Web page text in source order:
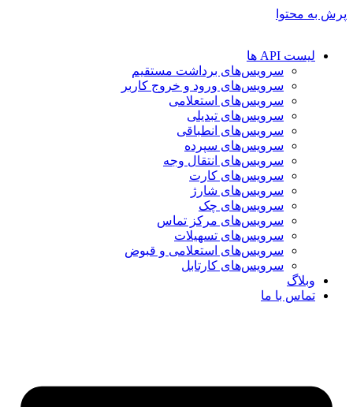
پرش به محتوا
لیست API ها
سرویس‌های برداشت مستقیم
سرویس‌های ورود و خروج کاربر
سرویس‌های استعلامی
سرویس‌های تبدیلی
سرویس‌های انطباقی
سرویس‌های سپرده
سرویس‌های انتقال وجه
سرویس‌های کارت
سرویس‌های شارژ
سرویس‌های چک
سرویس‌های مرکز تماس
سرویس‌های تسهیلات
سرویس‌های استعلامی و قبوض
سرویس‌های کارتابل
وبلاگ
تماس با ما